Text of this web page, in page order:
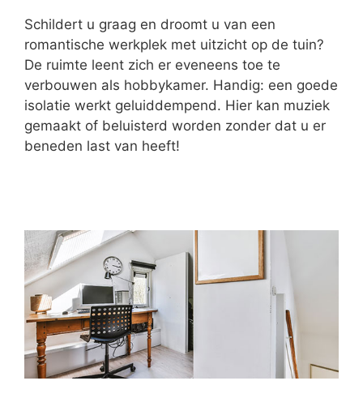
Schildert u graag en droomt u van een
romantische werkplek met uitzicht op de tuin?
De ruimte leent zich er eveneens toe te
verbouwen als hobbykamer. Handig: een goede
isolatie werkt geluiddempend. Hier kan muziek
gemaakt of beluisterd worden zonder dat u er
beneden last van heeft!